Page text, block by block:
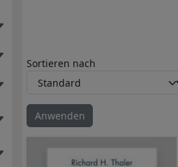
Sortieren nach